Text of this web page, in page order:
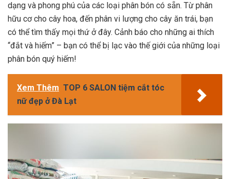
dạng và phong phú của các loại phân bón có sẵn. Từ phân
hữu cơ cho cây hoa, đến phân vi lượng cho cây ăn trái, bạn
có thể tìm thấy mọi thứ ở đây. Cảnh báo cho những ai thích
“đắt và hiếm” – bạn có thể bị lạc vào thế giới của những loại
phân bón quý hiếm!
Xem Thêm TOP 6 SALON tiệm cắt tóc
nữ đẹp ở Đà Lạt